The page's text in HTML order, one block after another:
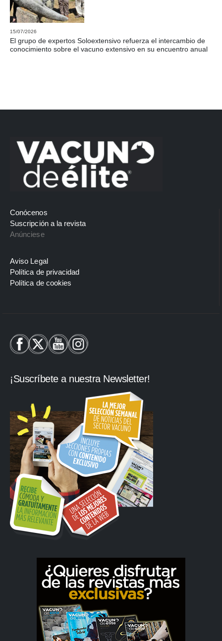
15/07/2026
El grupo de expertos Soloextensivo refuerza el intercambio de
conocimiento sobre el vacuno extensivo en su encuentro anual
Conócenos
Suscripción a la revista
Anúnciese
Aviso Legal
Política de privacidad
Política de cookies
¡Suscríbete a nuestra Newsletter!